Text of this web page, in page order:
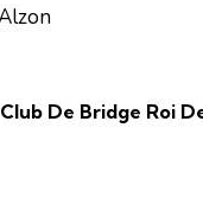
Club De Bridge Roi